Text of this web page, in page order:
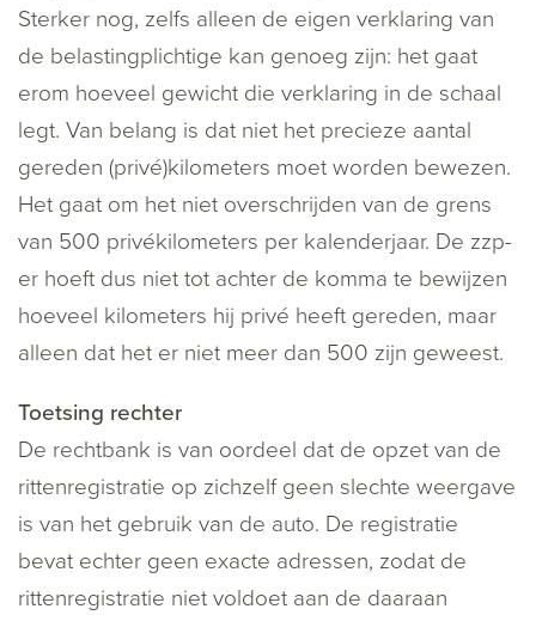
Sterker nog, zelfs alleen de eigen verklaring van
de belastingplichtige kan genoeg zijn: het gaat
erom hoeveel gewicht die verklaring in de schaal
legt. Van belang is dat niet het precieze aantal
gereden (privé)kilometers moet worden bewezen.
Het gaat om het niet overschrijden van de grens
van 500 privékilometers per kalenderjaar. De zzp-
er hoeft dus niet tot achter de komma te bewijzen
hoeveel kilometers hij privé heeft gereden, maar
alleen dat het er niet meer dan 500 zijn geweest.
Toetsing rechter
De rechtbank is van oordeel dat de opzet van de
rittenregistratie op zichzelf geen slechte weergave
is van het gebruik van de auto. De registratie
bevat echter geen exacte adressen, zodat de
rittenregistratie niet voldoet aan de daaraan